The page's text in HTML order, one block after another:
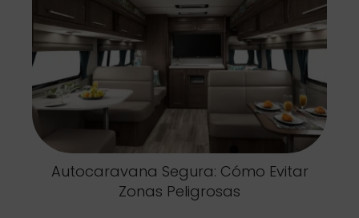
Autocaravana Segura: Cómo Evitar
Zonas Peligrosas